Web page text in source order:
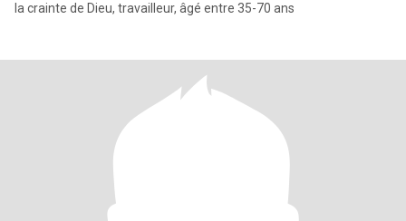
la crainte de Dieu, travailleur, âgé entre 35-70 ans